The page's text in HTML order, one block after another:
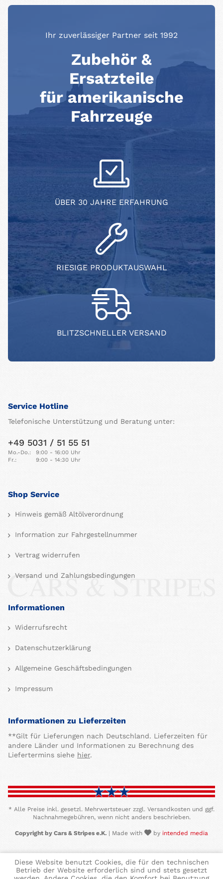
Ihr zuverlässiger Partner seit 1992
Zubehör &
Ersatzteile
für amerikanische
Fahrzeuge
ÜBER 30 JAHRE ERFAHRUNG
RIESIGE PRODUKTAUSWAHL
BLITZSCHNELLER VERSAND
Service Hotline
Telefonische Unterstützung und Beratung unter:
+49 5031 / 51 55 51
Mo.-Do.:
9:00 - 16:00 Uhr
Fr.:
9:00 - 14:30 Uhr
Shop Service
Hinweis gemäß Altölverordnung
Information zur Fahrgestellnummer
Vertrag widerrufen
Versand und Zahlungsbedingungen
Informationen
Widerrufsrecht
Datenschutzerklärung
Allgemeine Geschäftsbedingungen
Impressum
Informationen zu Lieferzeiten
**Gilt für Lieferungen nach Deutschland. Lieferzeiten für
andere Länder und Informationen zu Berechnung des
Liefertermins siehe hier.
* Alle Preise inkl. gesetzl. Mehrwertsteuer zzgl. Versandkosten und ggf.
Nachnahmegebühren, wenn nicht anders beschrieben.
Copyright by Cars & Stripes e.K. | Made with by intended media
Diese Website benutzt Cookies, die für den technischen
Betrieb der Website erforderlich sind und stets gesetzt